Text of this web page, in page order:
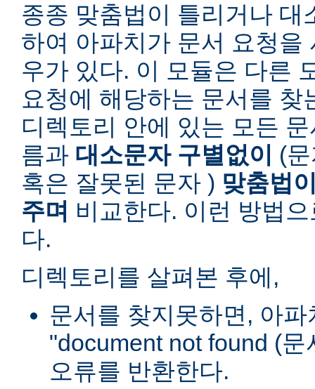
종종 맞춤법이 틀리거나 대
하여 아파치가 문서 요청을
우가 있다. 이 모듈은 다른
요청에 해당하는 문서를 찾
디렉토리 안에 있는 모든
름과 대소문자 구별없이
(
혹은 잘못된 문자 ) 맞춤법
주며 비교한다. 이런 방법
다.
디렉토리를 살펴본 후에,
문서를 찾지못하면, 아
"document not found (
오류를 반환한다.